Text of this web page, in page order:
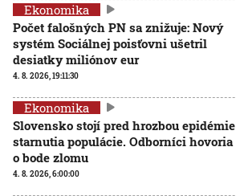
Ekonomika
Počet falošných PN sa znižuje: Nový
systém Sociálnej poisťovni ušetril
desiatky miliónov eur
4. 8. 2026, 19:11:30
Ekonomika
Slovensko stojí pred hrozbou epidémie
starnutia populácie. Odborníci hovoria
o bode zlomu
4. 8. 2026, 6:00:00